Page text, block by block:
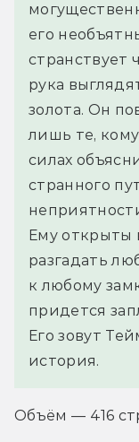
его
странствует
рука
золота. Он
лишь те,
силах
странного
Ему открыты
разгадать
к любому
придется
Его зовут
история.
Объём — 416